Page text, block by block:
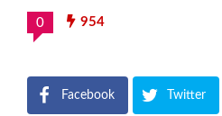
0 954
Facebook Twitter